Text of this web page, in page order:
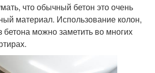
что обычный бетон это очень
материал. Использование колон,
бетона можно заметить во многих